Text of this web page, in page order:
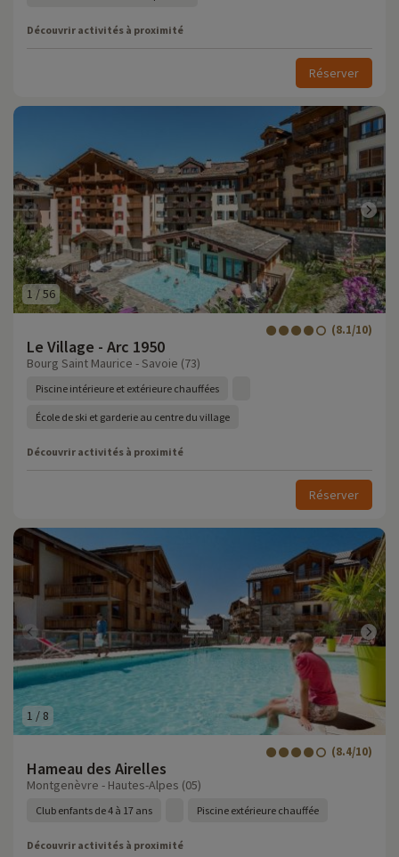
Découvrir activités à proximité
Réserver
1 /56
Le Village - Arc 1950
(8.1/10)
Bourg Saint Maurice - Savoie (73)
Piscine intérieure et extérieure chauffées
École de ski et garderie au centre du village
Découvrir activités à proximité
Réserver
1 / 8
Hameau des Airelles
(8.4/10)
Montgenèvre - Hautes-Alpes (05)
Club enfants de 4 à 17 ans Piscine extérieure chauffée
Découvrir activités à proximité